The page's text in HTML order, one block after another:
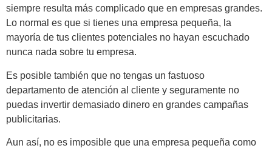
siempre resulta más complicado que en empresas grandes.
Lo normal es que si tienes una empresa pequeña, la
mayoría de tus clientes potenciales no hayan escuchado
nunca nada sobre tu empresa.
Es posible también que no tengas un fastuoso
departamento de atención al cliente y seguramente no
puedas invertir demasiado dinero en grandes campañas
publicitarias.
Aun así, no es imposible que una empresa pequeña como